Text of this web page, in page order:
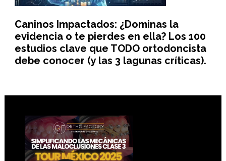
Caninos Impactados: ¿Dominas la
evidencia o te pierdes en ella? Los 100
estudios clave que TODO ortodoncista
debe conocer (y las 3 lagunas críticas).
Footer